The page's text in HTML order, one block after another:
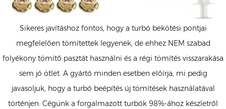
Sikeres javításhoz fontos, hogy a turbó bekötési pontjai
megfelelően tömítettek legyenek, de ehhez NEM szabad
folyékony tömítő pasztát használni és a régi tömítés visszarakása
sem jó ötlet. A gyártó minden esetben előírja, mi pedig
javasoljuk, hogy a turbó beépítés új tömítések használatával
történjen. Cégünk a forgalmazott turbók 98%-ához készletről